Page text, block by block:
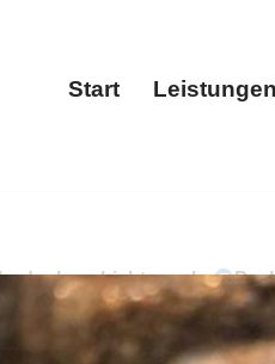
Start Leistungen
In
entdecken.
bei PayKIES. Ihr